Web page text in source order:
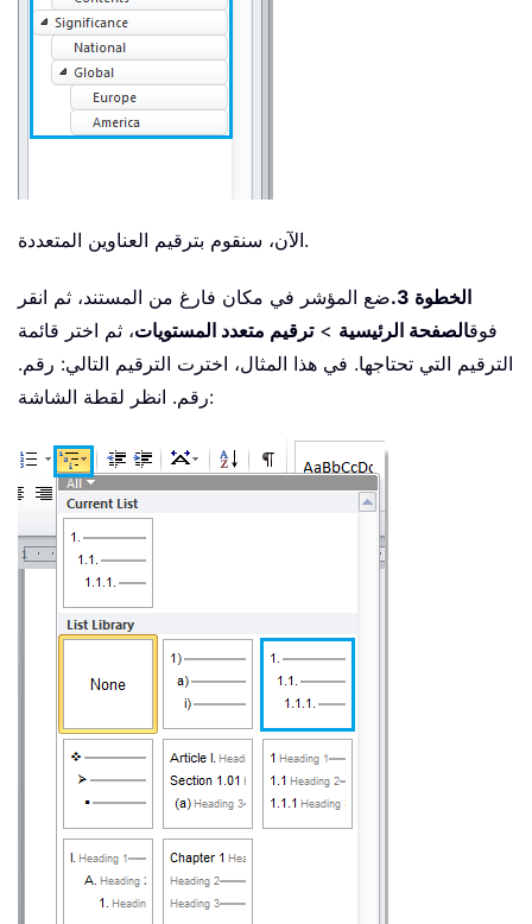
الآن، سنقوم بترقيم العناوين المتعددة.
الخطوة 3.
ضع المؤشر في مكان فارغ من المستند، ثم انقر
فوقالصفحة الرئيسية >ترقيم متعدد المستويات، ثم اختر قائمة
الترقيم التي تحتاجها. في هذا المثال، اخترت الترقيم التالي: رقم.
رقم. انظر لقطة الشاشة: